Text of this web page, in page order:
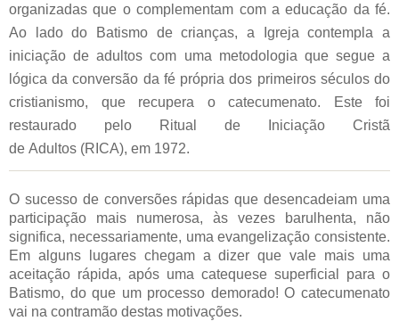
organizadas que o complementam com a educação da fé.
Ao lado do Batismo de crianças, a Igreja contempla a
iniciação de adultos com uma metodologia que segue a
lógica da conversão da fé própria dos primeiros séculos do
cristianismo, que recupera o catecumenato. Este foi
restaurado pelo Ritual de Iniciação Cristã
de Adultos (RICA), em 1972.
O sucesso de conversões rápidas que desencadeiam uma
participação mais numerosa, às vezes barulhenta, não
significa, necessariamente, uma evangelização consistente.
Em alguns lugares chegam a dizer que vale mais uma
aceitação rápida, após uma catequese superficial para o
Batismo, do que um processo demorado! O catecumenato
vai na contramão destas motivações.